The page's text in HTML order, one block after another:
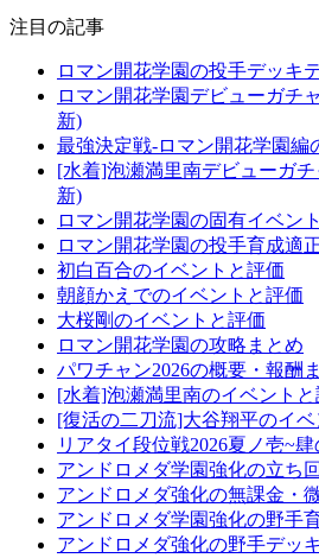
注目の記事
ロマン開花学園の投手デッキ
ロマン開花学園デビューガチ
新)
最強決定戦-ロマン開花学園編
[水着]泡瀬満里南デビューガ
新)
ロマン開花学園の固有イベン
ロマン開花学園の投手育成適
初白百合のイベントと評価
朝顔かえでのイベントと評価
大桜剛のイベントと評価
ロマン開花学園の攻略まとめ
パワチャン2026の概要・報酬
[水着]泡瀬満里南のイベントと
[復活の二刀流]大谷翔平のイ
リアタイ段位戦2026夏ノ壱~
アンドロメダ学園強化の立ち
アンドロメダ強化の無課金・
アンドロメダ学園強化の野手
アンドロメダ強化の野手デッ